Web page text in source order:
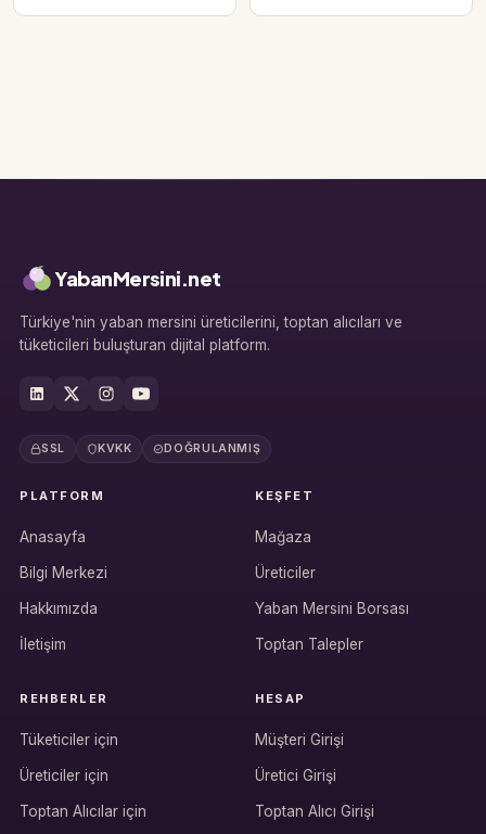
Hesabına giriş yap
YabanMersini.net
Türkiye'nin yaban mersini üreticilerini, toptan alıcıları ve
tüketicileri buluşturan dijital platform.
SSL KVKK DOĞRULANMIŞ
PLATFORM
Anasayfa
Bilgi Merkezi
Hakkımızda
İletişim
KEŞFET
Mağaza
Üreticiler
Yaban Mersini Borsası
Toptan Talepler
REHBERLER
Tüketiciler için
Üreticiler için
Toptan Alıcılar için
HESAP
Müşteri Girişi
Üretici Girişi
Toptan Alıcı Girişi